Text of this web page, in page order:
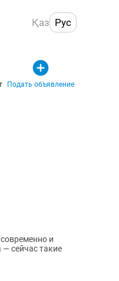
Қаз Рус
Подать объявление
и
— сейчас такие